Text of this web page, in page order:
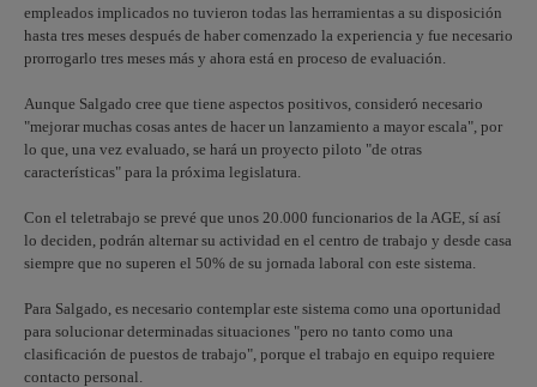
empleados implicados no tuvieron todas las herramientas a su disposición
hasta tres meses después de haber comenzado la experiencia y fue necesario
prorrogarlo tres meses más y ahora está en proceso de evaluación.
Aunque Salgado cree que tiene aspectos positivos, consideró necesario
"mejorar muchas cosas antes de hacer un lanzamiento a mayor escala", por
lo que, una vez evaluado, se hará un proyecto piloto "de otras
características" para la próxima legislatura.
Con el teletrabajo se prevé que unos 20.000 funcionarios de la AGE, sí así
lo deciden, podrán alternar su actividad en el centro de trabajo y desde casa
siempre que no superen el 50% de su jornada laboral con este sistema.
Para Salgado, es necesario contemplar este sistema como una oportunidad
para solucionar determinadas situaciones "pero no tanto como una
clasificación de puestos de trabajo", porque el trabajo en equipo requiere
contacto personal.